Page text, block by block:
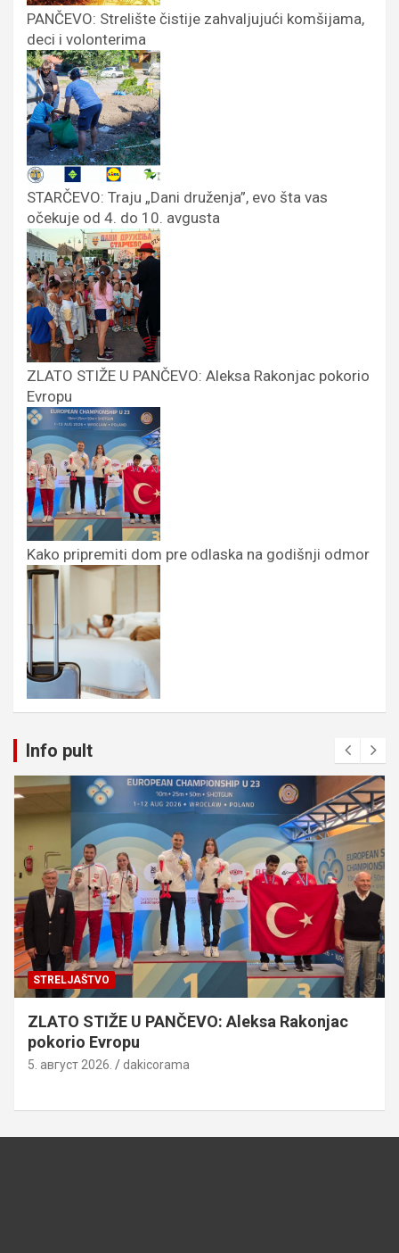
PANČEVO: Strelište čistije zahvaljujući komšijama,
deci i volonterima
STARČEVO: Traju „Dani druženja”, evo šta vas
očekuje od 4. do 10. avgusta
ZLATO STIŽE U PANČEVO: Aleksa Rakonjac pokorio
Evropu
Kako pripremiti dom pre odlaska na godišnji odmor
Info pult
STRELJAŠTVO
ZLATO STIŽE U PANČEVO: Aleksa Rakonjac
pokorio Evropu
5. август 2026. dakicorama